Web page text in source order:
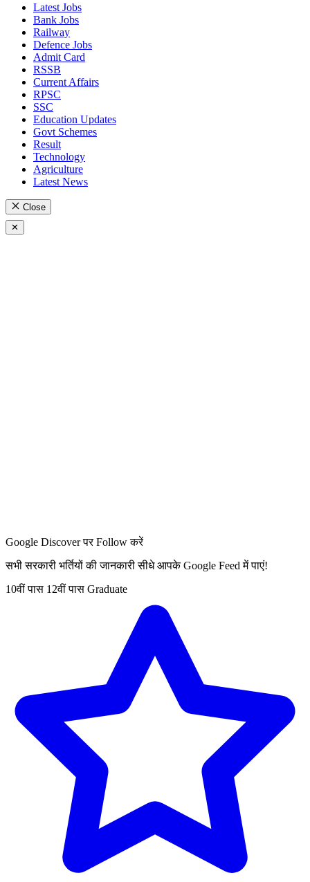
Latest Jobs
Bank Jobs
Railway
Defence Jobs
Admit Card
RSSB
Current Affairs
RPSC
SSC
Education Updates
Govt Schemes
Result
Technology
Agriculture
Latest News
Close
✕
Google Discover पर Follow करें
सभी सरकारी भर्तियों की जानकारी सीधे आपके Google Feed में पाएं!
10वीं पास 12वीं पास Graduate